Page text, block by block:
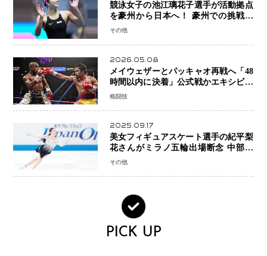
競泳女子の池江璃花子選手が活動拠点
を豪州から日本へ！ 豪州での挑戦を
糧に、28年ロサンゼルス五輪へ再始動
その他
2026.05.08
メイウェザーとパッキャオ再戦へ「48
時間以内に決着」公式戦かエキシビシ
ョンか混迷続く
格闘技
2025.09.17
美女フィギュアスケート選手の紀平梨
花さんがミラノ五輪出場断念 中部選
手権欠場を発表「安全最優先の判断」
その他
PICK UP